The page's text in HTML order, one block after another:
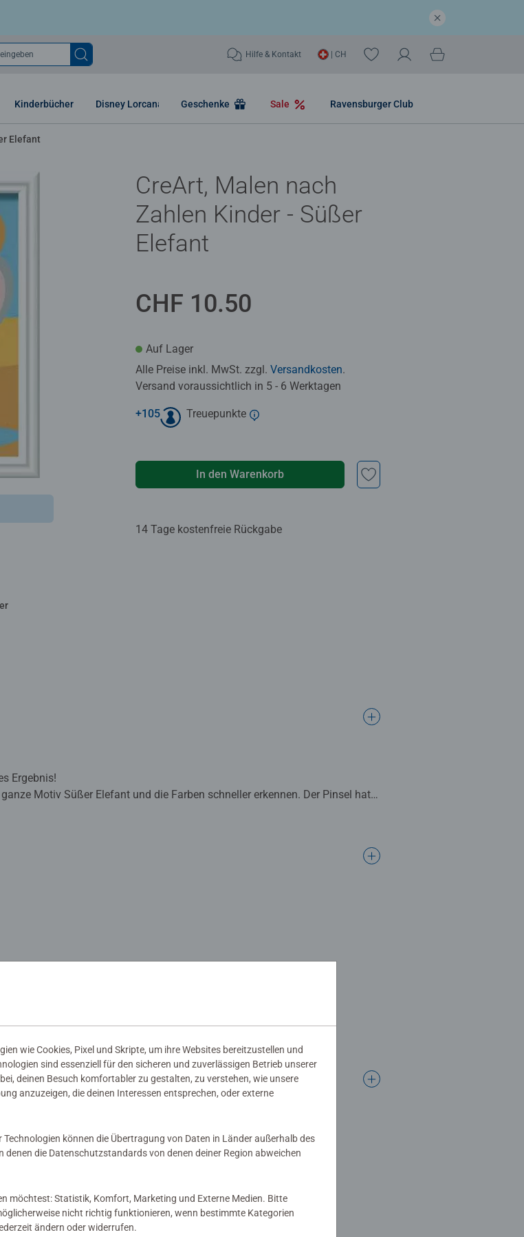
Hilfe & Kontakt | CH
Kinderbücher Disney Lorcana Geschenke Sale Ravensburger Club
Elefant
CreArt, Malen nach
Zahlen Kinder - Süßer
Elefant
CHF 10.50
Auf Lager
Alle Preise inkl. MwSt. zzgl. Versandkosten.
Versand voraussichtlich in 5 - 6 Werktagen
+105 Treuepunkte
In den Warenkorb
14 Tage kostenfreie Rückgabe
Ergebnis!
Motiv Süßer Elefant und die Farben schneller erkennen. Der Pinsel hat
umgesetzt: von einfachen Bildern mit wenigen, großen Malflächen bis hin
und es ist kein Mischen der Farben notwendig.
eine große Motivauswahl für Kinder und Erwachsene.
abgegeben
wie Cookies, Pixel und Skripte, um ihre Websites bereitzustellen und
sind essenziell für den sicheren und zuverlässigen Betrieb unserer
deinen Besuch komfortabler zu gestalten, zu verstehen, wie unsere
anzuzeigen, die deinen Interessen entsprechen, oder externe
können die Übertragung von Daten in Länder außerhalb des
denen die Datenschutzstandards von denen deiner Region abweichen
möchtest: Statistik, Komfort, Marketing und Externe Medien. Bitte
nicht richtig funktionieren, wenn bestimmte Kategorien
ändern oder widerrufen.